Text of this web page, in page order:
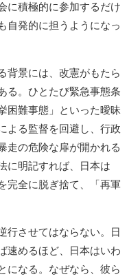
に積極的に参加するだけ
自発的に担うようになっ
背景には、改憲がもたら
る。ひとたび緊急事態条
困難事態」といった曖昧
よる監督を回避し、行政
走の危険な扉が開かれる
に明記すれば、日本は
完全に脱ぎ捨て、「再軍
行させてはならない。日
速めるほど、日本はいわ
になる。なぜなら、彼ら